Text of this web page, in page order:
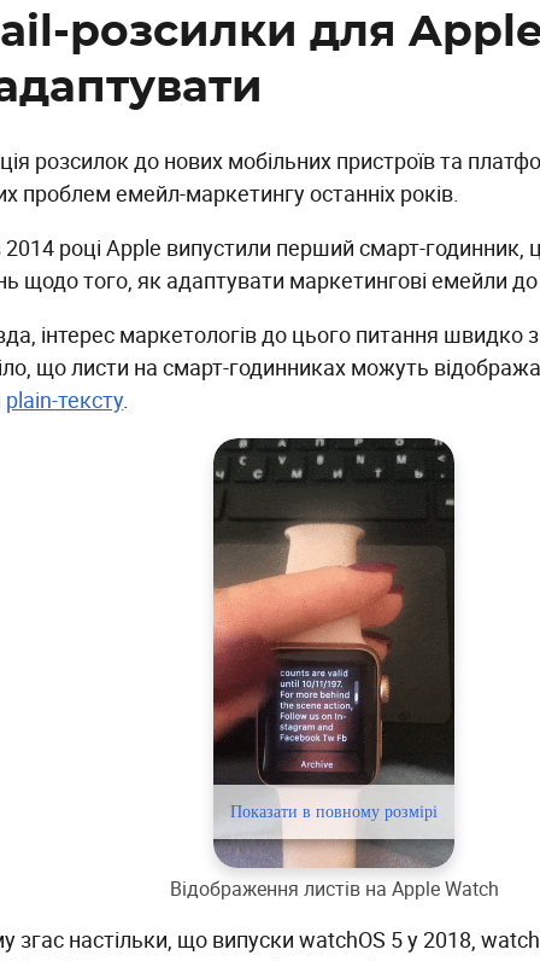
розсилки для
розсилок до нових мобільних пристроїв та
проблем емейл-маркетингу останніх років.
2014 році Apple випустили перший смарт-годинник,
щодо того, як адаптувати маркетингові емейли до
інтерес маркетологів до цього питання швидко
що листи на смарт-годинниках можуть
plain-тексту.
Відображення листів на Apple Watch
згас настільки, що випуски watchOS 5 у 2018,